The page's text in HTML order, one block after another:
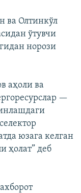
ва Олтинкўл
ўтувчи
норози
аҳоли ва
—
юзага келган
ҳолат” деб